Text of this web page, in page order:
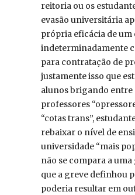
reitoria ou os
evasão universitária
própria eficácia de um
indeterminadamente
para contratação de
justamente isso que
alunos brigando
professores
“cotas trans”,
rebaixar o nível de
universidade “mais
não se compara a
que a greve definhou
poderia resultar em